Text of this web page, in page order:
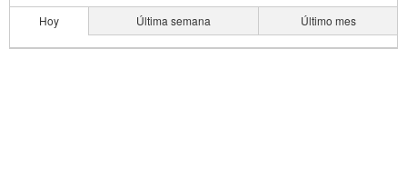
Hoy Última semana Último mes